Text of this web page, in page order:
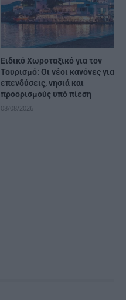
Ειδικό Χωροταξικό για τον
Τουρισμό: Οι νέοι κανόνες για
επενδύσεις, νησιά και
προορισμούς υπό πίεση
08/08/2026